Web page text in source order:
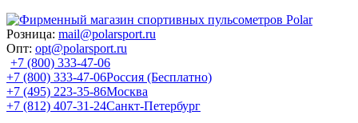
Розница: mail@polarsport.ru
Опт: opt@polarsport.ru
+7 (800) 333-47-06
+7 (800) 333-47-06Россия (Бесплатно)
+7 (495) 223-35-86Москва
+7 (812) 407-31-24Санкт-Петербург